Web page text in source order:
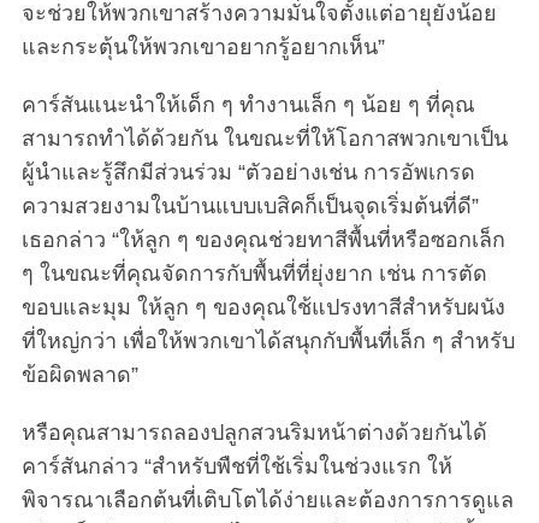
จะช่วยให้พวกเขาสร้างความมั่นใจตั้งแต่อายุยังน้อย
และกระตุ้นให้พวกเขาอยากรู้อยากเห็น”
คาร์สันแนะนำให้เด็ก ๆ ทำงานเล็ก ๆ น้อย ๆ ที่คุณ
สามารถทำได้ด้วยกัน ในขณะที่ให้โอกาสพวกเขาเป็น
ผู้นำและรู้สึกมีส่วนร่วม “ตัวอย่างเช่น การอัพเกรด
ความสวยงามในบ้านแบบเบสิคก็เป็นจุดเริ่มต้นที่ดี”
เธอกล่าว “ให้ลูก ๆ ของคุณช่วยทาสีพื้นที่หรือซอกเล็ก
ๆ ในขณะที่คุณจัดการกับพื้นที่ที่ยุ่งยาก เช่น การตัด
ขอบและมุม ให้ลูก ๆ ของคุณใช้แปรงทาสีสำหรับผนัง
ที่ใหญ่กว่า เพื่อให้พวกเขาได้สนุกกับพื้นที่เล็ก ๆ สำหรับ
ข้อผิดพลาด”
หรือคุณสามารถลองปลูกสวนริมหน้าต่างด้วยกันได้
คาร์สันกล่าว “สำหรับพืชที่ใช้เริ่มในช่วงแรก ให้
พิจารณาเลือกต้นที่เติบโตได้ง่ายและต้องการการดูแล